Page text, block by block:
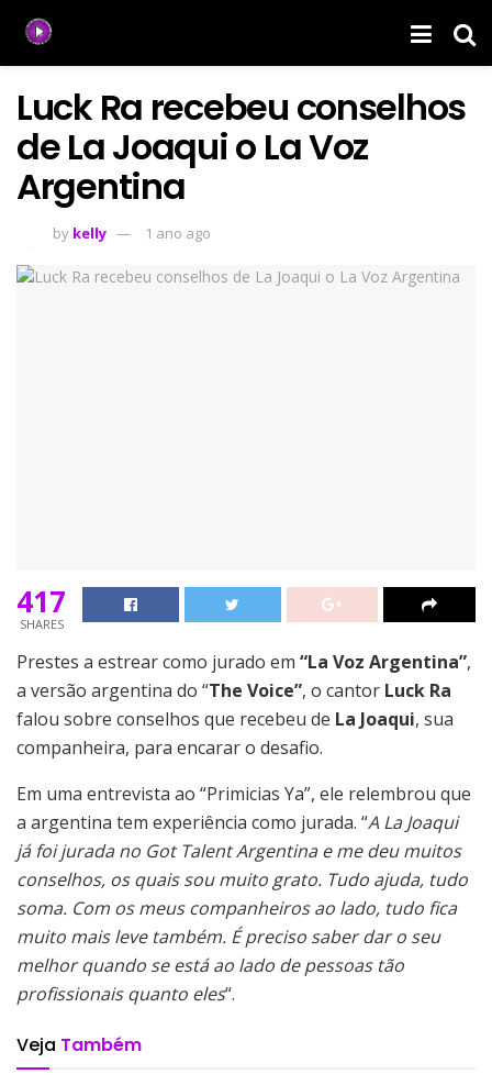
Luck Ra recebeu conselhos
de La Joaqui o La Voz
Argentina
by kelly 1 ano ago
417
SHARES
Prestes a estrear como jurado em “La Voz Argentina”,
a versão argentina do “The Voice”, o cantor Luck Ra
falou sobre conselhos que recebeu de La Joaqui, sua
companheira, para encarar o desafio.
Em uma entrevista ao “Primicias Ya”, ele relembrou que
a argentina tem experiência como jurada. “A La Joaqui
já foi jurada no Got Talent Argentina e me deu muitos
conselhos, os quais sou muito grato. Tudo ajuda, tudo
soma. Com os meus companheiros ao lado, tudo fica
muito mais leve também. É preciso saber dar o seu
melhor quando se está ao lado de pessoas tão
profissionais quanto eles“.
Veja Também